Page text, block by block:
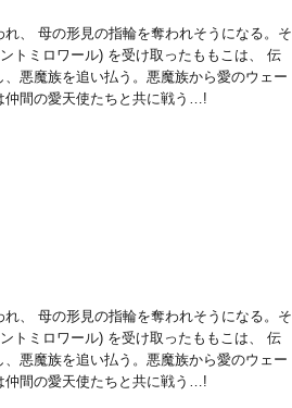
、 母の形見の指輪を奪われそうになる。そ
トミロワール) を受け取ったももこは、 伝
悪魔族を追い払う。悪魔族から愛のウェー
仲間の愛天使たちと共に戦う…!
、 母の形見の指輪を奪われそうになる。そ
トミロワール) を受け取ったももこは、 伝
悪魔族を追い払う。悪魔族から愛のウェー
仲間の愛天使たちと共に戦う…!